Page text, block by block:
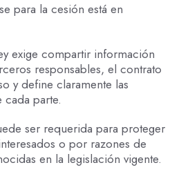
para la cesión está en
exige compartir información
responsables, el contrato
y define claramente las
parte.
ser requerida para proteger
o por razones de
en la legislación vigente.